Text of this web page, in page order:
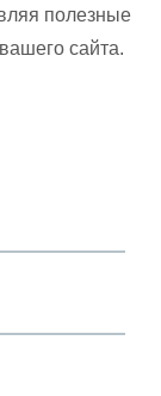
полезные
сайта.